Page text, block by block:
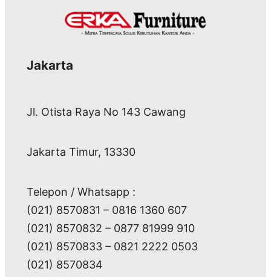
Jakarta
Jl. Otista Raya No 143 Cawang
Jakarta Timur, 13330
Telepon / Whatsapp :
(021) 8570831 – 0816 1360 607
(021) 8570832 – 0877 81999 910
(021) 8570833 – 0821 2222 0503
(021) 8570834